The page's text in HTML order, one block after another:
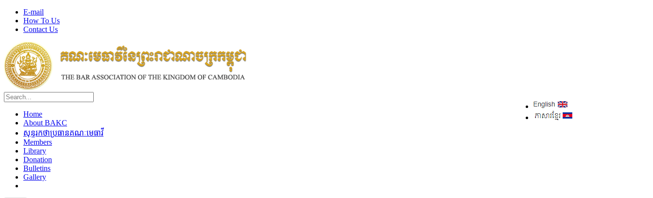
E-mail
How To Us
Contact Us
Home
About BAKC
សុន្ទរកថាប្រធានគណៈមេធាវី
Members
Library
Donation
Bulletins
Gallery